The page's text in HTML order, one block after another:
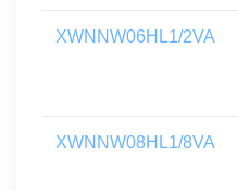
XWNNW06HL1/2VA
XWNNW08HL1/8VA